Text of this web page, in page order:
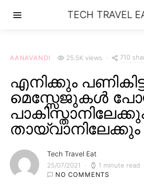
TECH TRAVEL
AANAVANDI 25.5K views 710
എനിക്കും
മെസ്സേജുകൾ
തായ്‌വാനിലേക്കും
Tech Travel Eat
25/07/2021
1 minute read
NO COMMENTS